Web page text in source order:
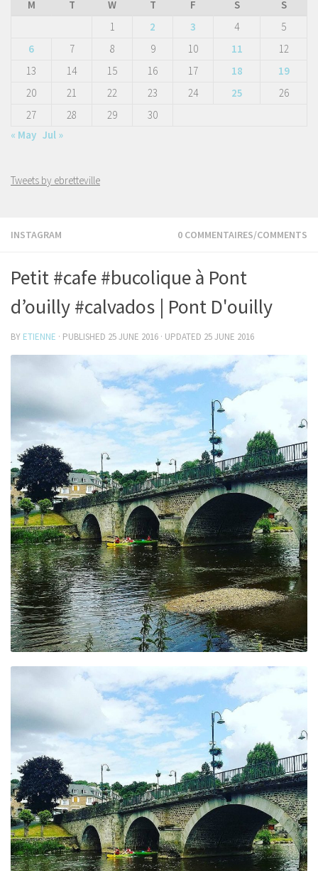
INSTAGRAM 0 COMMENTAIRES/COMMENTS
Petit #cafe #bucolique à Pont
d’ouilly #calvados | Pont D'ouilly
BY ETIENNE · PUBLISHED 25 JUNE 2016 · UPDATED 25 JUNE 2016
M
T W T F S
S
1
2 3 4
5
6
7 8 9 10 11
12
13
14 15 16 17 18
19
20
21 22 23 24 25
26
27
28 29
30
« May Jul »
Tweets by ebretteville